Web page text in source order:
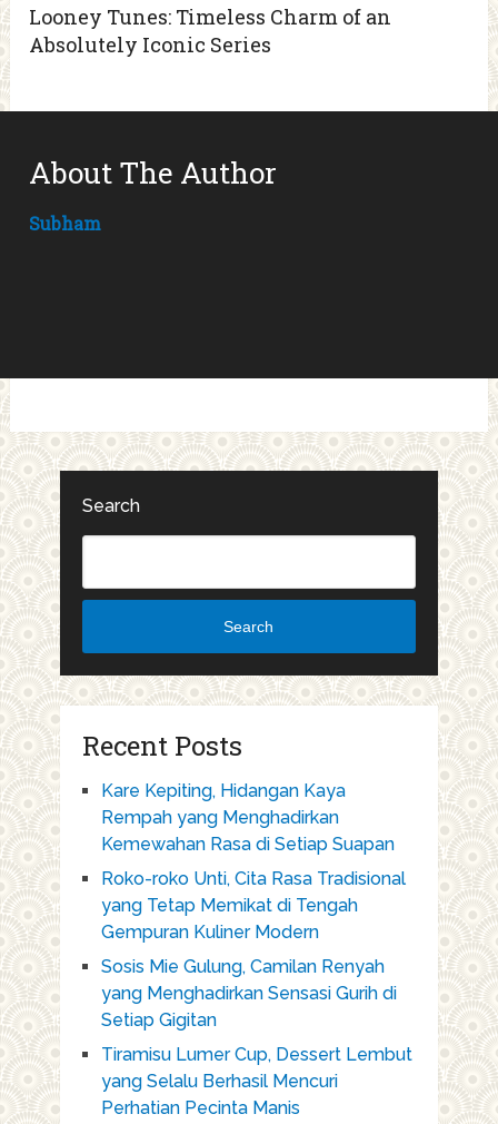
Looney Tunes: Timeless Charm of an
Absolutely Iconic Series
About The Author
Subham
Search
Search
Recent Posts
Kare Kepiting, Hidangan Kaya
Rempah yang Menghadirkan
Kemewahan Rasa di Setiap Suapan
Roko-roko Unti, Cita Rasa Tradisional
yang Tetap Memikat di Tengah
Gempuran Kuliner Modern
Sosis Mie Gulung, Camilan Renyah
yang Menghadirkan Sensasi Gurih di
Setiap Gigitan
Tiramisu Lumer Cup, Dessert Lembut
yang Selalu Berhasil Mencuri
Perhatian Pecinta Manis